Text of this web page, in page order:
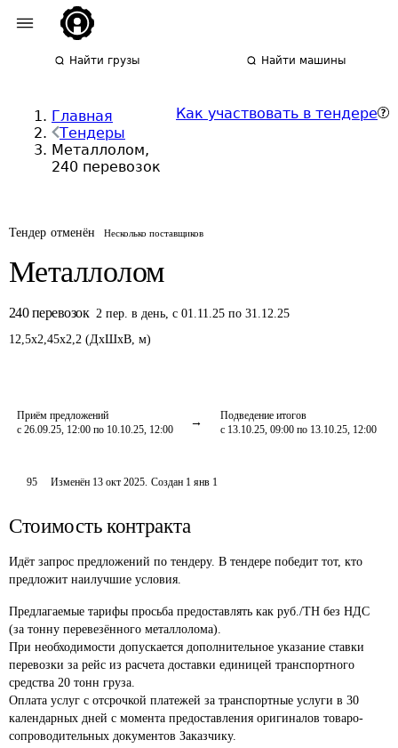
Найти грузы Найти машины
Главная
Тендеры
Металлолом,
240 перевозок
Как участвовать в тендере
Тендер отменён Несколько поставщиков
Металлолом
240 перевозок 2 пер. в день,с 01.11.25 по 31.12.25
12,5x2,45x2,2 (ДxШxВ, м)
Приём предложений
с 26.09.25, 12:00 по 10.10.25, 12:00
Подведение итогов
с 13.10.25, 09:00 по 13.10.25, 12:00
95 Изменён 13 окт 2025. Создан 1 янв 1
Стоимость контракта
Идёт запрос предложений по тендеру. В тендере победит тот, кто
предложит наилучшие условия.
Предлагаемые тарифы просьба предоставлять как руб./ТН без НДС
(за тонну перевезённого металлолома).
При необходимости допускается дополнительное указание ставки
перевозки за рейс из расчета доставки единицей транспортного
средства 20 тонн груза.
Оплата услуг с отсрочкой платежей за транспортные услуги в 30
календарных дней с момента предоставления оригиналов товаро-
сопроводительных документов Заказчику.